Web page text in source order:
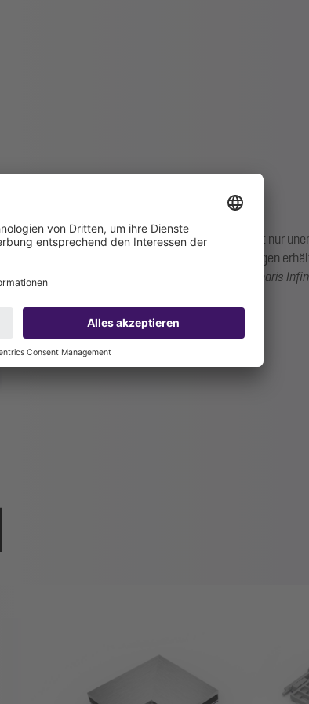
Unsere neue Duschrinne aus Edelstahl V4A ist nicht nur
unendlich vielseitig. Sie ist in vielen Farben und Längen
erweitern und sogar um die Ecke bauen. Mit der
Linearis